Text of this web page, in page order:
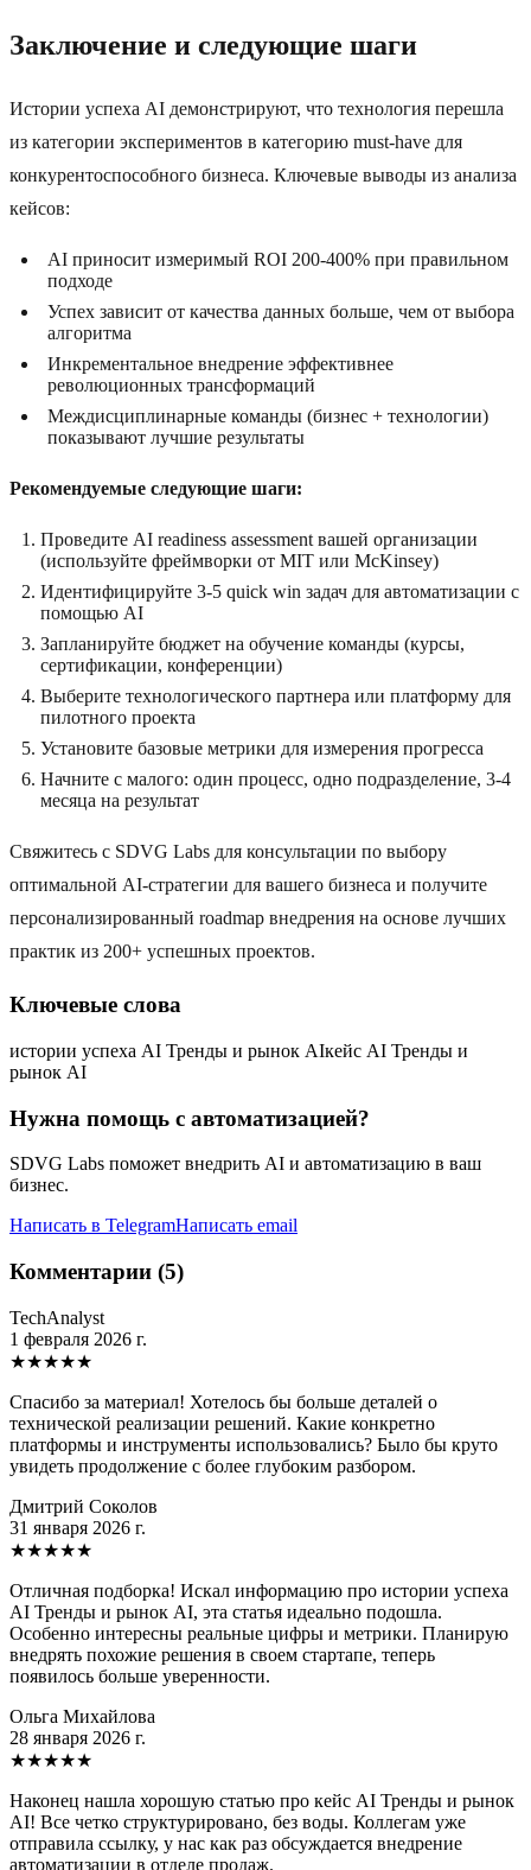
Заключение и следующие шаги
Истории успеха AI демонстрируют, что технология перешла
из категории экспериментов в категорию must-have для
конкурентоспособного бизнеса. Ключевые выводы из анализа
кейсов:
AI приносит измеримый ROI 200-400% при правильном
подходе
Успех зависит от качества данных больше, чем от выбора
алгоритма
Инкрементальное внедрение эффективнее
революционных трансформаций
Междисциплинарные команды (бизнес + технологии)
показывают лучшие результаты
Рекомендуемые следующие шаги:
Проведите AI readiness assessment вашей организации
(используйте фреймворки от MIT или McKinsey)
Идентифицируйте 3-5 quick win задач для автоматизации с
помощью AI
Запланируйте бюджет на обучение команды (курсы,
сертификации, конференции)
Выберите технологического партнера или платформу для
пилотного проекта
Установите базовые метрики для измерения прогресса
Начните с малого: один процесс, одно подразделение, 3-4
месяца на результат
Свяжитесь с SDVG Labs для консультации по выбору
оптимальной AI-стратегии для вашего бизнеса и получите
персонализированный roadmap внедрения на основе лучших
практик из 200+ успешных проектов.
Ключевые слова
истории успеха AI Тренды и рынок AIкейс AI Тренды и
рынок AI
Нужна помощь с автоматизацией?
SDVG Labs поможет внедрить AI и автоматизацию в ваш
бизнес.
Написать в TelegramНаписать email
Комментарии (5)
TechAnalyst
1 февраля 2026 г.
★★★★★
Спасибо за материал! Хотелось бы больше деталей о
технической реализации решений. Какие конкретно
платформы и инструменты использовались? Было бы круто
увидеть продолжение с более глубоким разбором.
Дмитрий Соколов
31 января 2026 г.
★★★★★
Отличная подборка! Искал информацию про истории успеха
AI Тренды и рынок AI, эта статья идеально подошла.
Особенно интересны реальные цифры и метрики. Планирую
внедрять похожие решения в своем стартапе, теперь
появилось больше уверенности.
Ольга Михайлова
28 января 2026 г.
★★★★★
Наконец нашла хорошую статью про кейс AI Тренды и рынок
AI! Все четко структурировано, без воды. Коллегам уже
отправила ссылку, у нас как раз обсуждается внедрение
автоматизации в отделе продаж.